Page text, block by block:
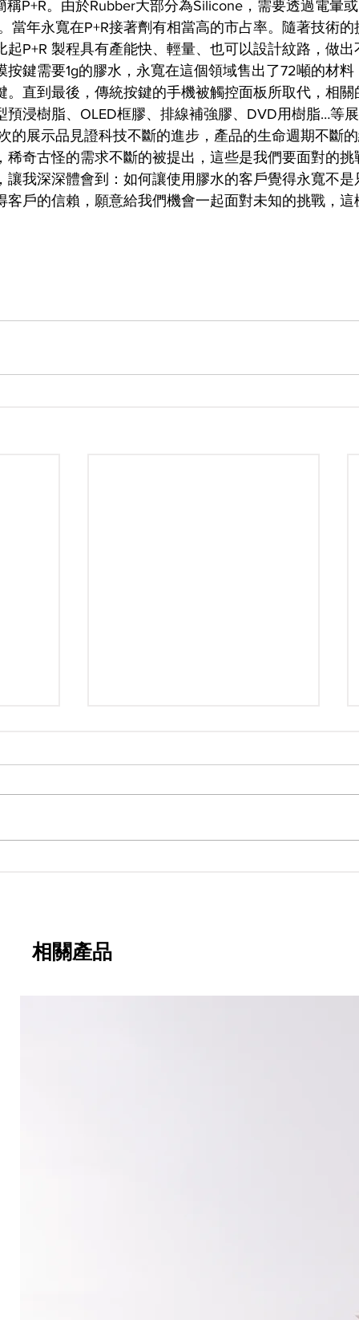
稱P+R。由於Rubber大部分為Silicone，需要透過電暈
當年永寬在P+R接著劑有相當高的市占率。隨著技術
起P+R 製程具有產能快、輕量、也可以設計紋路，做
按鍵需要1g的膠水，永寬在這個領域售出了72噸的材
。直到最後，傳統按鍵的手機被觸控面板所取代，相
預浸樹脂、OLED框膠、排線補強膠、DVD用樹脂…等
的展示品見證科技不斷的進步，產品的生命週期不斷
稀奇古怪的需求不斷的被提出，這些是我們要面對的
讓我深深體會到：如何讓使用膠水的客戶覺得永寬不
客戶的信賴，願意給我們機會一起面對未知的挑戰，
永寬化學電子報-第482期
相關產品